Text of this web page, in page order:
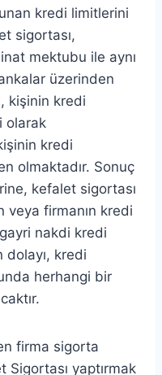
kredi limitlerini
sigortası,
mektubu ile aynı
üzerinden
kişinin kredi
olarak
kredi
olmaktadır. Sonuç
kefalet sigortası
firmanın kredi
nakdi kredi
dolayı, kredi
herhangi bir
firma sigorta
yaptırmak